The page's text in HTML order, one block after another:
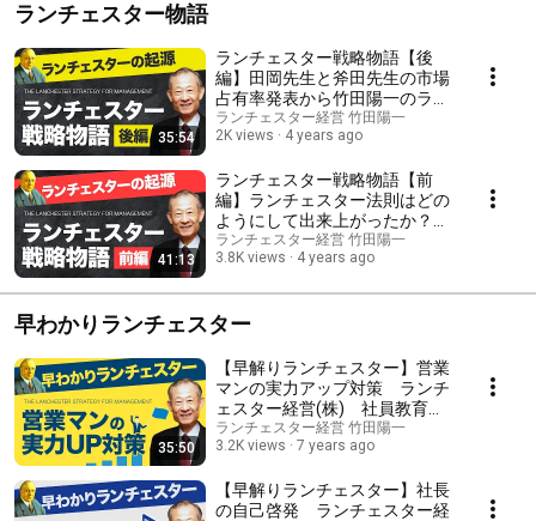
ランチェスター物語
35:54
ランチェスター戦略物語【後
編】田岡先生と斧田先生の市場
占有率発表から竹田陽一のラン
チェスター法則との出会い・創
業・お墓参り
ランチェスター経営 竹田陽一
2K views
4 years ago
41:13
ランチェスター戦略物語【前
編】ランチェスター法則はどの
ようにして出来上がったか？
Ｆ・Ｗ・ランチェスター先生の
経歴・歴史・成り立ち
ランチェスター経営 竹田陽一
3.8K views
4 years ago
早わかりランチェスター
35:50
【早解りランチェスター】営業
マンの実力アップ対策 ランチ
ェスター経営(株) 社員教育で
業績を伸ばすことに直結するの
が営業マン教育。利益性の意識
方法について竹田陽一が解説。
ランチェスター経営 竹田陽一
3.2K views
7 years ago
【早解りランチェスター】社長
の自己啓発 ランチェスター経